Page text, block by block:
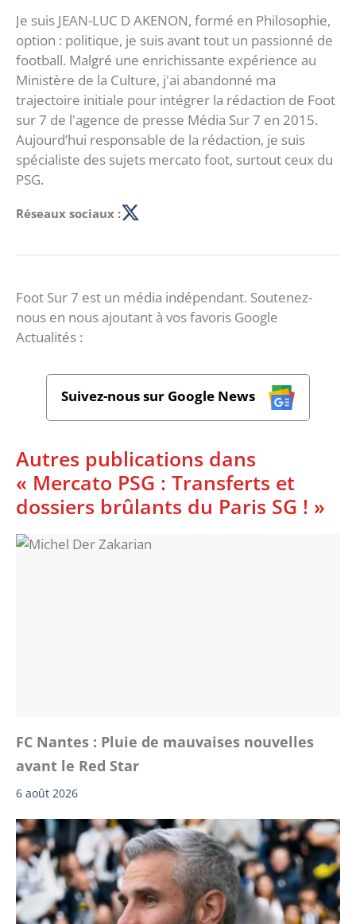
Je suis JEAN-LUC D AKENON, formé en Philosophie,
option : politique, je suis avant tout un passionné de
football. Malgré une enrichissante expérience au
Ministère de la Culture, j'ai abandonné ma
trajectoire initiale pour intégrer la rédaction de Foot
sur 7 de l'agence de presse Média Sur 7 en 2015.
Aujourd’hui responsable de la rédaction, je suis
spécialiste des sujets mercato foot, surtout ceux du
PSG.
Réseaux sociaux :
Foot Sur 7 est un média indépendant. Soutenez-
nous en nous ajoutant à vos favoris Google
Actualités :
Suivez-nous sur Google News
Autres publications dans
« Mercato PSG : Transferts et
dossiers brûlants du Paris SG ! »
FC Nantes : Pluie de mauvaises nouvelles
avant le Red Star
6 août 2026